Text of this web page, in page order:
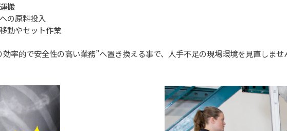
搬
の原料投入
動やセット作業
率的で安全性の高い業務”へ置き換える事で、人手不足の現場環境を見直しませ